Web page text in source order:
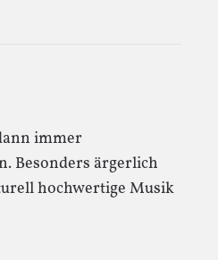
immer
Besonders ärgerlich
hochwertige Musik